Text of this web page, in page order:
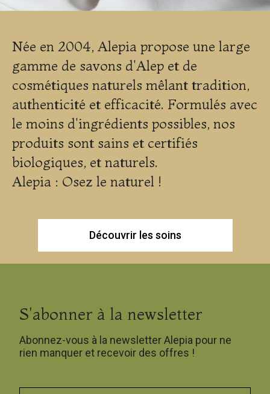
Née en 2004, Alepia propose une large
gamme de savons d'Alep et de
cosmétiques naturels mêlant tradition,
authenticité et efficacité. Formulés avec
le moins d'ingrédients possibles, nos
produits sont sains et certifiés
biologiques, et naturels.
Alepia : Osez le naturel !
Découvrir les soins
S'abonner à la newsletter
Abonnez-vous à la newsletter Alepia pour ne
rien manquer et recevoir des offres !